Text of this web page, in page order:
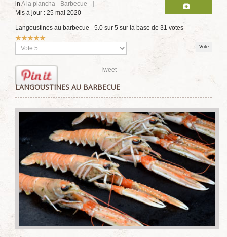
in A la plancha - Barbecue
Mis à jour : 25 mai 2020
Langoustines au barbecue - 5.0 sur 5 sur la base de 31 votes
Vote
utilisateur:
Veuillez
voter
Tweet
LANGOUSTINES AU BARBECUE